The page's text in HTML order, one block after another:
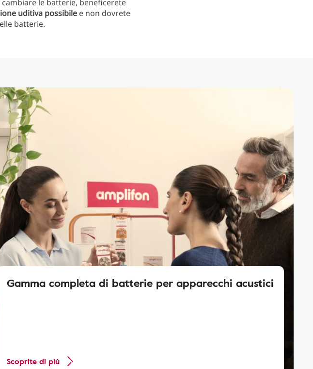
le batterie, beneficerete
uditiva possibile e non dovrete
batterie.
Gamma completa di batterie per apparecchi acustici
Scoprite di più